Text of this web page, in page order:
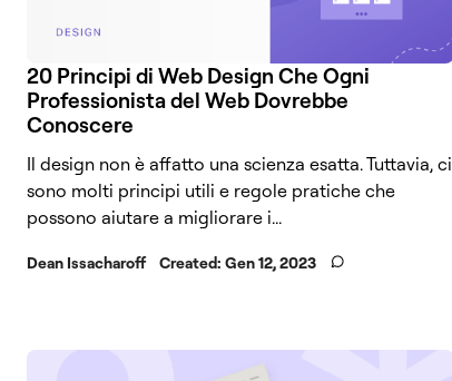
20 Principi di Web Design Che Ogni
Professionista del Web Dovrebbe
Conoscere
Il design non è affatto una scienza esatta. Tuttavia, ci
sono molti principi utili e regole pratiche che
possono aiutare a migliorare i...
Dean Issacharoff Created: Gen 12, 2023